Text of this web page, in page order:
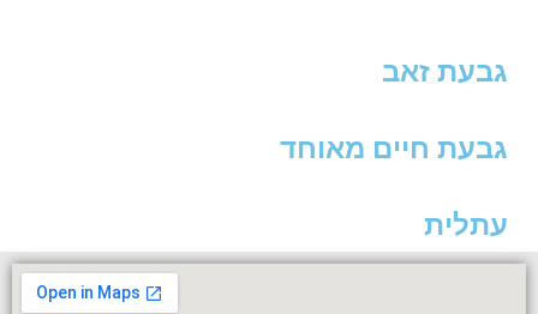
גבעת זאב
גבעת חיים מאוחד
עתלית